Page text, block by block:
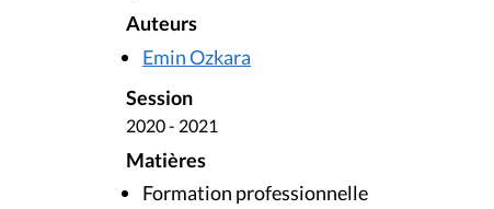
Auteurs
Emin Ozkara
Session
2020 - 2021
Matières
Formation professionnelle